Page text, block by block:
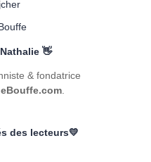
👋
& fondatrice
des lecteurs💛